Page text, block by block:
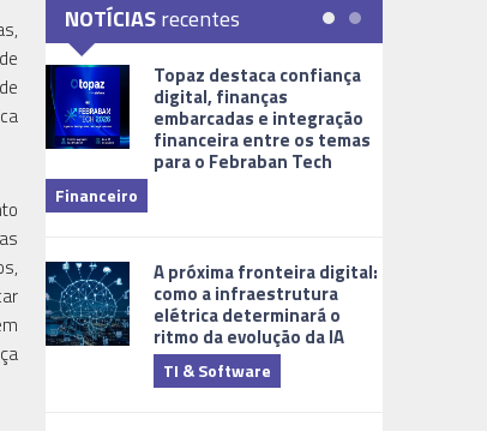
NOTÍCIASrecentes
Topaz destaca confiança
digital, finanças
embarcadas e integração
financeira entre os temas
para o Febraban Tech
Financeiro
A próxima fronteira digital:
como a infraestrutura
elétrica determinará o
ritmo da evolução da IA
TI & Software